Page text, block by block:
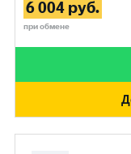
6 004 руб.
при обмене